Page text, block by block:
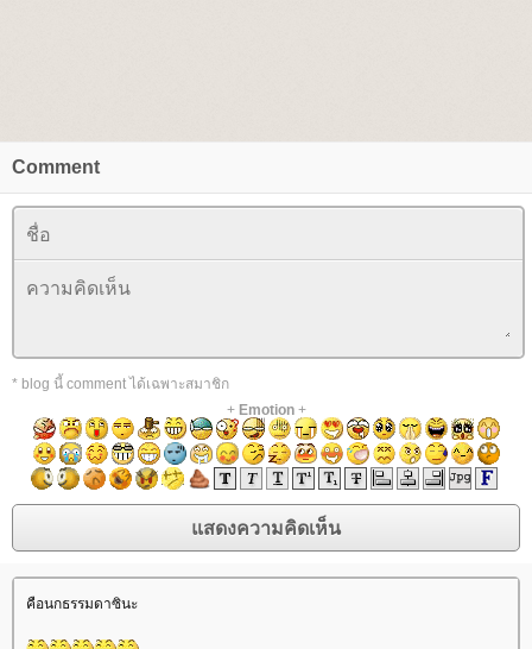
Comment
* blog นี้ comment ได้เฉพาะสมาชิก
+ Emotion+
คือนกธรรมดาซินะ